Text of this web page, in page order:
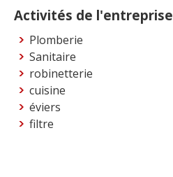
Activités de l'entreprise
Plomberie
Sanitaire
robinetterie
cuisine
éviers
filtre